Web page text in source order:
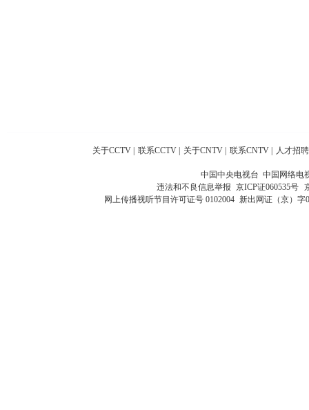
关于CCTV 联系CCTV 关于CNTV 联系CNTV 人才招聘
中国中央电视台 中国网络电
违法和不良信息举报 京ICP证060535号
网上传播视听节目许可证号 0102004 新出网证（京）